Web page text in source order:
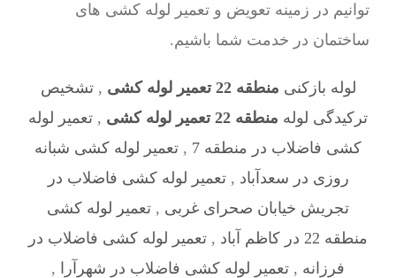
توانیم در زمینه تعویض و تعمیر لوله کشی های
ساختمان در خدمت شما باشیم.
لوله بازکنی منطقه 22 تعمیر لوله کشی ,تشخیص
ترکیدگی لوله منطقه 22 تعمیر لوله کشی , تعمیر لوله
کشی فاضلاب در منطقه 7
, تعمیر لوله کشی شبانه
روزی در سعدآباد ,تعمیر لوله کشی فاضلاب در
تجریش خیابان صحرای غربی , تعمیر لوله کشی
منطقه 22 در کاظم آباد
, تعمیر لوله کشی فاضلاب در
فرزانه , تعمیر لوله کشی فاضلاب در شهرآرا ,